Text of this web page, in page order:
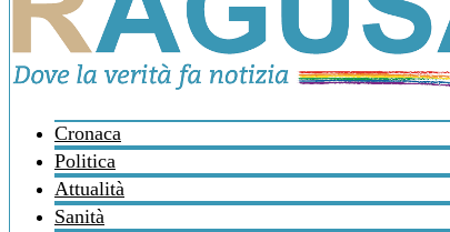
Cronaca
Politica
Attualità
Sanità